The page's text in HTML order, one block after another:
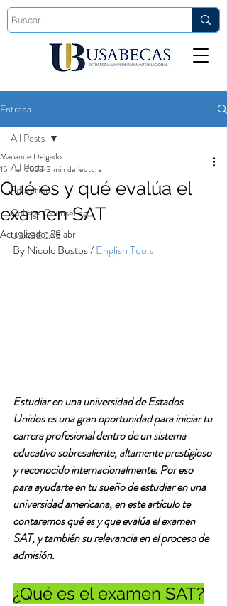
Entrada
All Posts
Education
College Counseling
USABECAS
All Posts
Qué es y qué evalúa el
examen SAT
Marianne Delgado
15 mar 20233 min de lectura
Actualizado:28 abr
By Nicole Bustos / English Tools
Estudiar en una universidad de Estados
Unidos es una gran oportunidad para iniciar tu
carrera profesional dentro de un sistema
educativo sobresaliente, altamente prestigioso
y reconocido internacionalmente. Por eso
para ayudarte en tu sueño de estudiar en una
universidad americana, en este artículo te
contaremos qué es y que evalúa el examen
SAT, y también su relevancia en el proceso de
admisión.
¿Qué es el examen SAT?